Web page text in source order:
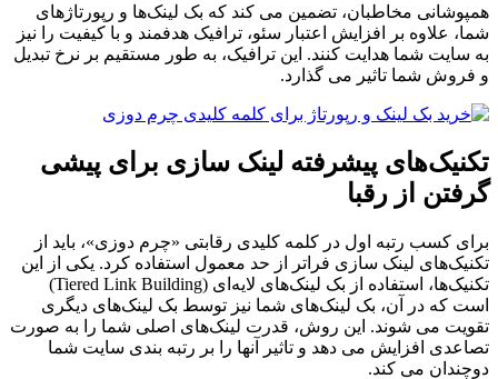
همپوشانی مخاطبان، تضمین می کند که بک لینک‌ها و رپورتاژهای
شما، علاوه بر افزایش اعتبار سئو، ترافیک هدفمند و با کیفیت را نیز
به سایت شما هدایت کنند. این ترافیک، به طور مستقیم بر نرخ تبدیل
و فروش شما تاثیر می گذارد.
تکنیک‌های پیشرفته لینک سازی برای پیشی
گرفتن از رقبا
برای کسب رتبه اول در کلمه کلیدی رقابتی «چرم دوزی»، باید از
تکنیک‌های لینک سازی فراتر از حد معمول استفاده کرد. یکی از این
تکنیک‌ها، استفاده از بک لینک‌های لایه‌ای (Tiered Link Building)
است که در آن، بک لینک‌های شما نیز توسط بک لینک‌های دیگری
تقویت می شوند. این روش، قدرت لینک‌های اصلی شما را به صورت
تصاعدی افزایش می دهد و تاثیر آنها را بر رتبه بندی سایت شما
دوچندان می کند.